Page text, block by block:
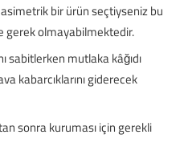
bir ürün seçtiyseniz bu
gerek olmayabilmektedir.
sabitlerken mutlaka kâğıdı
kabarcıklarını giderecek
sonra kuruması için gerekli